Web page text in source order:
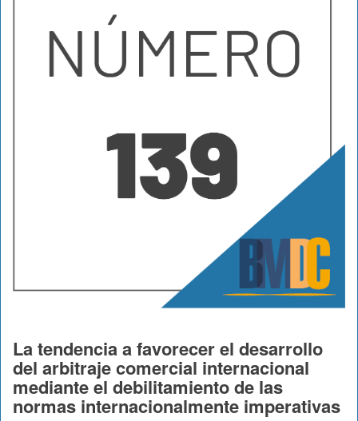
La tendencia a favorecer el desarrollo
del arbitraje comercial internacional
mediante el debilitamiento de las
normas internacionalmente imperativas